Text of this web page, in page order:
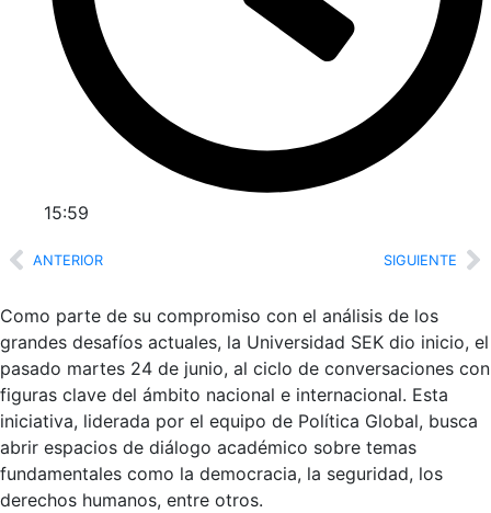
15:59
ANTERIOR SIGUIENTE
Como parte de su compromiso con el análisis de los
grandes desafíos actuales, la Universidad SEK dio inicio, el
pasado martes 24 de junio, al ciclo de conversaciones con
figuras clave del ámbito nacional e internacional. Esta
iniciativa, liderada por el equipo de Política Global, busca
abrir espacios de diálogo académico sobre temas
fundamentales como la democracia, la seguridad, los
derechos humanos, entre otros.